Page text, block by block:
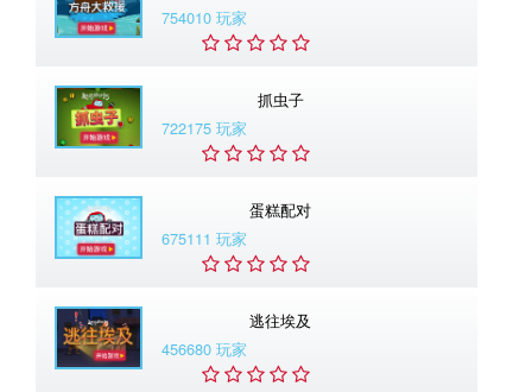
754010 玩家
抓虫子
722175 玩家
蛋糕配对
675111 玩家
逃往埃及
456680 玩家